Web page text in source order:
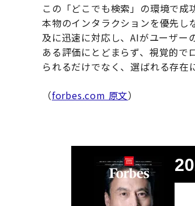
この「どこでも検索」の環境で
本物のインタラクションを優先し
及に迅速に対応し、AIがユーザー
ある評価にとどまらず、視覚的
られるだけでなく、選ばれる存在
（forbes.com 原文）